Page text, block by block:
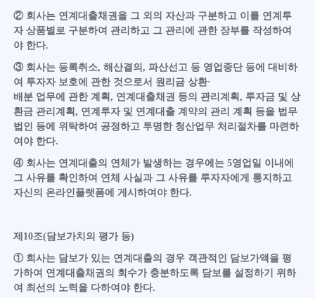
② 회사는 연계대출채권을 그 외의 자산과 구분하고 이를 연계투
자 상품별로 구분하여 관리하고 그 관리에 관한 장부를 작성하여
야 한다.
③ 회사는 등록취소, 해산결의, 파산선고 등 영업중단 등에 대비하
여 투자자 보호에 관한 것으로서 원리금 상환·
배분 업무에 관한 계획, 연계대출채권 등의 관리계획, 투자금 및 상
환금 관리계획, 연계투자 및 연계대출 계약의 관리 계획 등을 법무
법인 등에 위탁하여 공정하고 투명한 청산업무 처리절차를 마련하
여야 한다.
④ 회사는 연계대출의 연체가 발생하는 경우에는 5영업일 이내에
그 사유를 확인하여 연체 사실과 그 사유를 투자자에게 통지하고
자신의 온라인플랫폼에 게시하여야 한다.
제10조(담보가치의 평가 등)
① 회사는 담보가 있는 연계대출의 경우 객관적인 담보가액을 평
가하여 연계대출채권의 회수가 충분하도록 담보를 설정하기 위하
여 최선의 노력을 다하여야 한다.